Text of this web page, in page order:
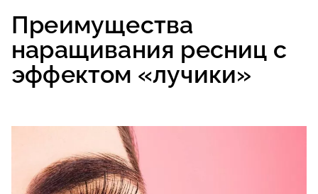
Преимущества
наращивания ресниц с
эффектом «лучики»